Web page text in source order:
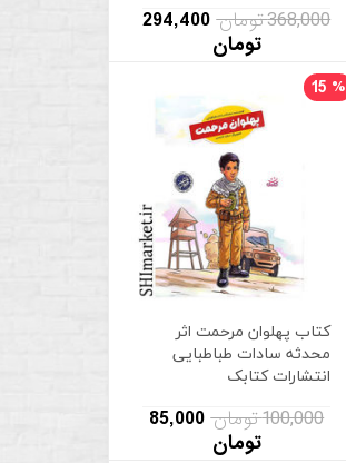
368,000 تومان
294,400
تومان
کتاب پهلوان مرحمت اثر
محدثه سادات طباطبایی
انتشارات کتابک
15 %
100,000 تومان
85,000
تومان